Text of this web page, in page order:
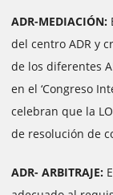
ADR-MEDIACIÓN:
del centro ADR y
de los diferentes
en el ‘Congreso
celebran que la
de resolución de
ADR- ARBITRAJE: